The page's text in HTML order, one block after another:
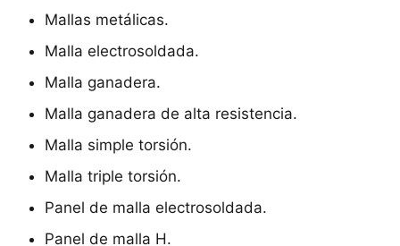
Mallas metálicas.
Malla electrosoldada.
Malla ganadera.
Malla ganadera de alta resistencia.
Malla simple torsión.
Malla triple torsión.
Panel de malla electrosoldada.
Panel de malla H.